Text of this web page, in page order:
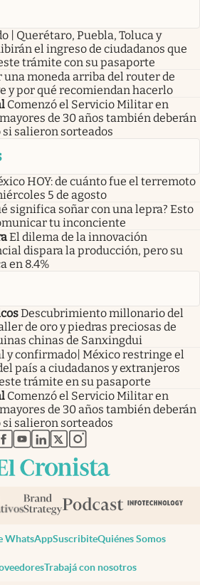
| Querétaro, Puebla, Toluca y
el ingreso de ciudadanos que
trámite con su pasaporte
una moneda arriba del router de
y por qué recomiendan hacerlo
Comenzó el Servicio Militar en
de 30 años también deberán
salieron sorteados
HOY: de cuánto fue el terremoto
5 de agosto
significa soñar con una lepra? Esto
tu inconciente
El dilema de la innovación
dispara la producción, pero su
en 8.4%
Descubrimiento millonario del
de oro y piedras preciosas de
chinas de Sanxingdui
y confirmado| México restringe el
país a ciudadanos y extranjeros
trámite en su pasaporte
Comenzó el Servicio Militar en
de 30 años también deberán
salieron sorteados
abre en nueva pestaña
abre en nueva pestaña
abre en nueva pestaña
abre en nueva pestaña
abre en nueva pestaña
WhatsAppSuscribiteQuiénes Somos
Trabajá con nosotros